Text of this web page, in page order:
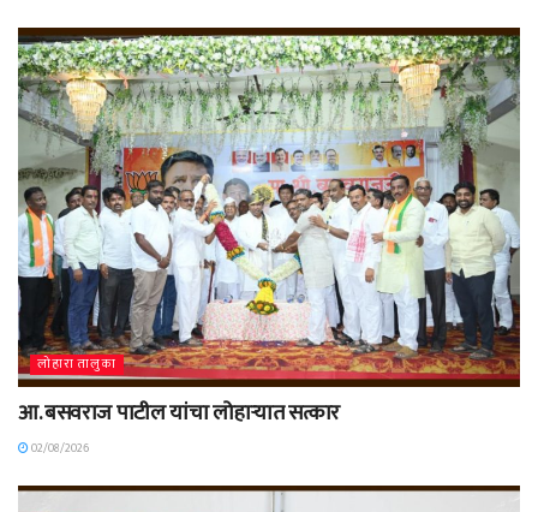
लोहारा तालुका
आ. बसवराज पाटील यांचा लोहाऱ्यात सत्कार
02/08/2026